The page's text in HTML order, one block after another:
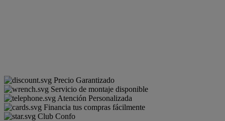
Precio Garantizado
Servicio de montaje disponible
Atención Personalizada
Financia tus compras fácilmente
Club Confo